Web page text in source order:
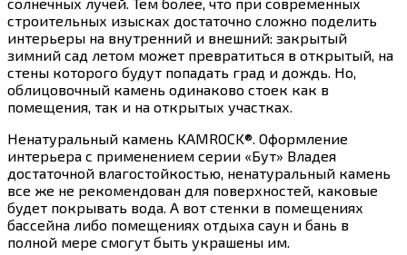
строительных изысках достаточно сложно поделить
интерьеры на внутренний и внешний: закрытый
зимний сад летом может превратиться в открытый, на
стены которого будут попадать град и дождь. Но,
облицовочный камень одинаково стоек как в
помещения, так и на открытых участках.
Ненатуральный камень KAMROCK®. Оформление
интерьера с применением серии «Бут» Владея
достаточной влагостойкостью, ненатуральный камень
все же не рекомендован для поверхностей, каковые
будет покрывать вода. А вот стенки в помещениях
бассейна либо помещениях отдыха саун и бань в
полной мере смогут быть украшены им.